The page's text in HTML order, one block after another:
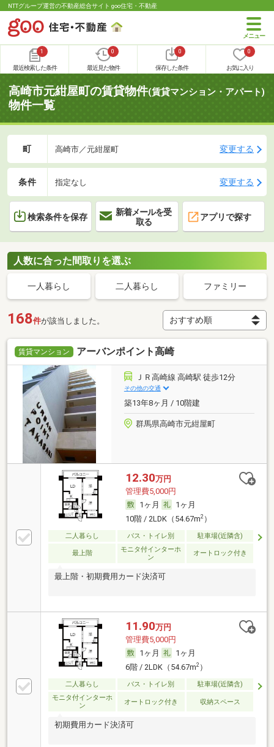
NTTグループ運営の不動産総合サイト goo住宅・不動産
1
最近検索した条件
0
最近見た物件
0
保存した条件
0
お気に入り
高崎市元紺屋町の賃貸物件(賃貸マンション・アパート)
物件一覧
町 高崎市／元紺屋町 変更する
条件 指定なし 変更する
検索条件を保存
新着メールを受
取る
アプリで探す
人数に合った間取りを選ぶ
一人暮らし 二人暮らし ファミリー
168件が該当しました。
賃貸マンション アーバンポイント高崎
ＪＲ高崎線 高崎駅 徒歩12分
その他の交通
築13年8ヶ月 / 10階建
群馬県高崎市元紺屋町
12.30万円
管理費5,000円
1ヶ月
1ヶ月
10階 / 2LDK（54.67m2）
二人暮らし バス・トイレ別 駐車場(近隣含)
最上階
モニタ付インターホ
ン
オートロック付き
最上階・初期費用カード決済可
11.90万円
管理費5,000円
1ヶ月
1ヶ月
6階 / 2LDK（54.67m2）
二人暮らし バス・トイレ別
駐車場(近隣含)
モニタ付インターホ
ン
オートロック付き 収納スペース
初期費用カード決済可